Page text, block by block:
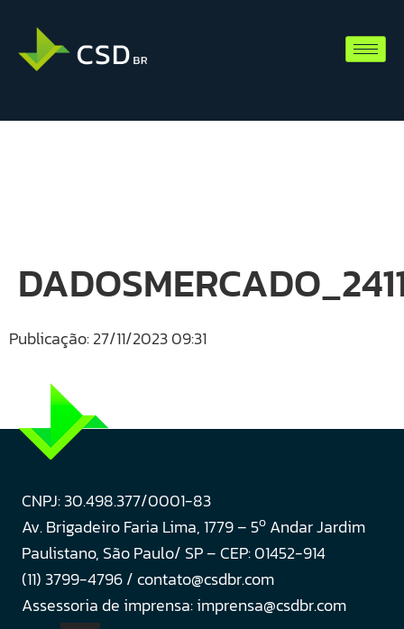
Publicação: 27/11/2023 09:31
CNPJ: 30.498.377/0001-83
Av. Brigadeiro Faria Lima, 1779 – 5o Andar Jardim
Paulistano, São Paulo/ SP – CEP: 01452-914
(11) 3799-4796 / contato@csdbr.com
Assessoria de imprensa: imprensa@csdbr.com